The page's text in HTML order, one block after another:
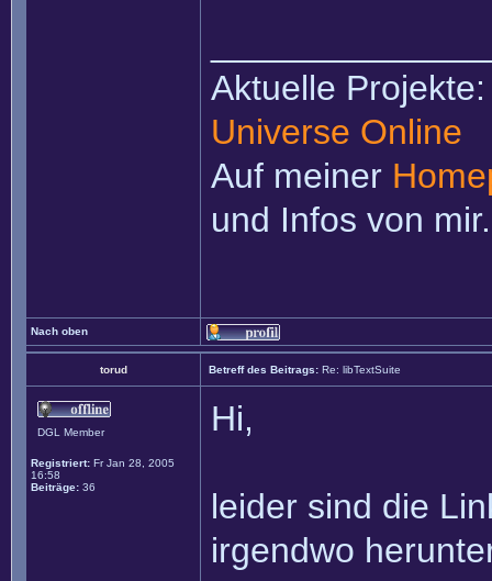
Aktuelle
Universe Online
Auf meiner
und Infos von mir.
Nach oben
torud Betreff des Beitrags: Re: libTextSuite
DGL Member
Registriert: Fr Jan 28, 2005
16:58
Beiträge: 36
Hi,
leider sind die
irgendwo